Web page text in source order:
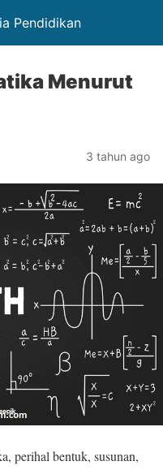
Pendidikan
Menurut
3 tahun ago
perihal bentuk, susunan,